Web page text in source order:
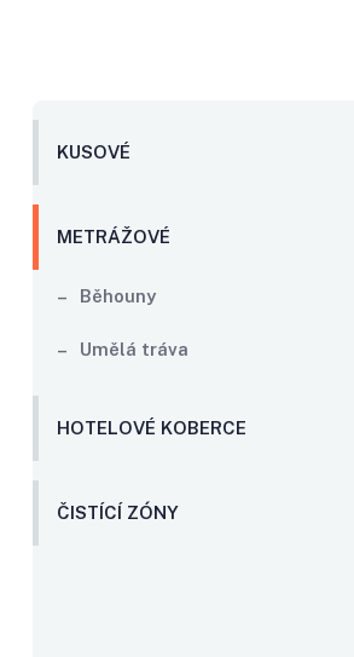
KUSOVÉ
METRÁŽOVÉ
– Běhouny
– Umělá tráva
HOTELOVÉ KOBERCE
ČISTÍCÍ ZÓNY